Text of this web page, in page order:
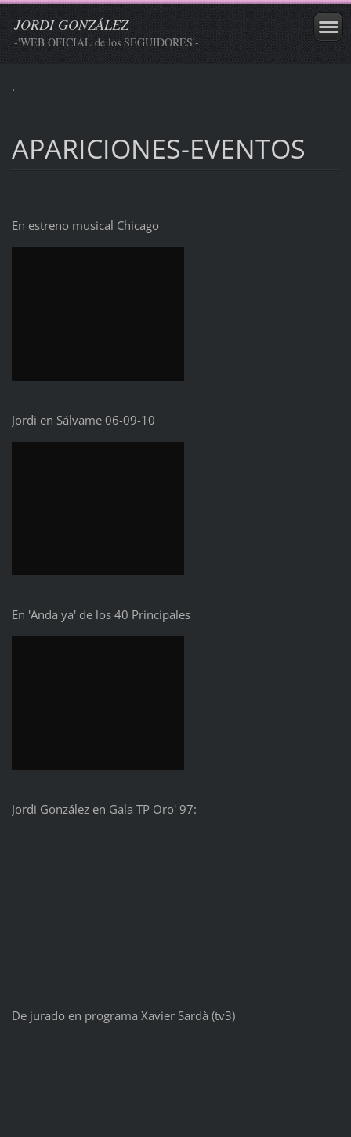
JORDI GONZÁLEZ
-'WEB OFICIAL de los SEGUIDORES'-
.
APARICIONES-EVENTOS
En estreno musical Chicago
Jordi en Sálvame 06-09-10
En 'Anda ya' de los 40 Principales
Jordi González en Gala TP Oro' 97:
De jurado en programa Xavier Sardà (tv3)